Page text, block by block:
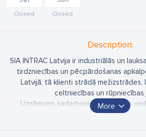
Closed Closed
Description:
SIA INTRAC Latvija ir industriālās un
tirdzniecības un pēcpārdošanas
Latvijā, tā klienti strādā mežizstrādes,
celtniecības un rūpniecības
Uzņēmums sadarbojas ar pasaules
piegādātājiem un nodrošina kvalificēta
More